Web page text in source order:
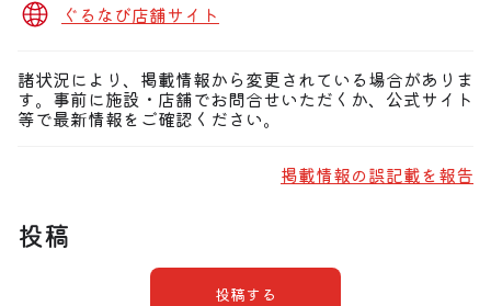
ぐるなび店舗サイト
諸状況により、掲載情報から変更されている場合がありま
す。事前に施設・店舗でお問合せいただくか、公式サイト
等で最新情報をご確認ください。
掲載情報の誤記載を報告
投稿
投稿する